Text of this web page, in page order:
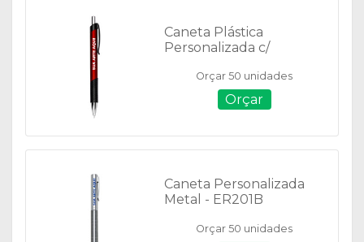
Caneta Plástica
Personalizada c/
- 02089Orçar 50 unidades
Orçar
Caneta Personalizada
Metal - ER201B
Orçar 50 unidades